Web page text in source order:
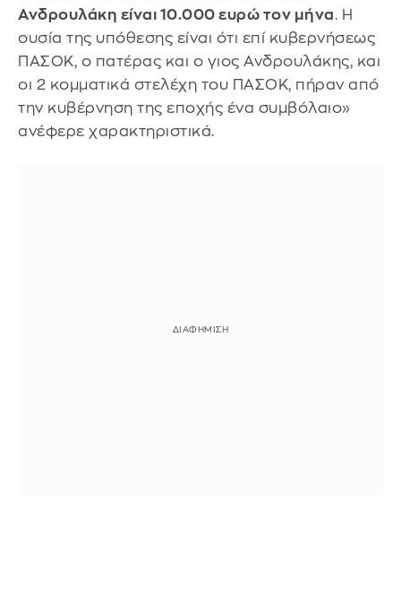
Ανδρουλάκη είναι 10.000 ευρώ τον μήνα. Η
ουσία της υπόθεσης είναι ότι επί κυβερνήσεως
ΠΑΣΟΚ, ο πατέρας και ο γιος Ανδρουλάκης, και
οι 2 κομματικά στελέχη του ΠΑΣΟΚ, πήραν από
την κυβέρνηση της εποχής ένα συμβόλαιο»
ανέφερε χαρακτηριστικά.